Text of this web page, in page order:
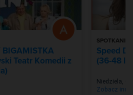
BIGAMISTKA
Teatr Komedii z
SPOTKANIE
Speed
(36-48
Niedziela,
Zobacz inne